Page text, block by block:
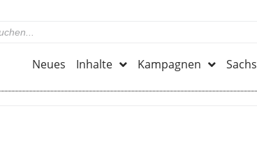
Neues Inhalte Kampagnen